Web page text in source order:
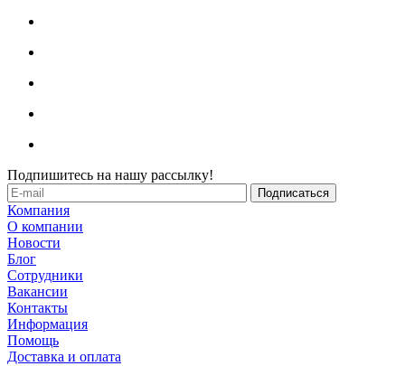
Подпишитесь на нашу рассылку!
Компания
О компании
Новости
Блог
Сотрудники
Вакансии
Контакты
Информация
Помощь
Доставка и оплата